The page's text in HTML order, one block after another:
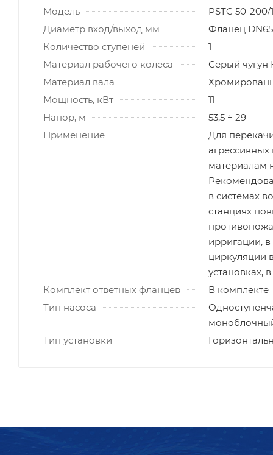
Модель
PSTC 50-200/
Диаметр вход/выход мм
Фланец
Количество ступеней
1
Материал рабочего колеса
Серый чугун
Материал вала
Мощность, кВт
11
Напор, м
53,5 ÷ 29
Применение
Для
материалам
в системах
станциях
ирригации,
циркуляции
установках,
Комплект ответных фланцев
В комплекте
Тип насоса
Тип установки